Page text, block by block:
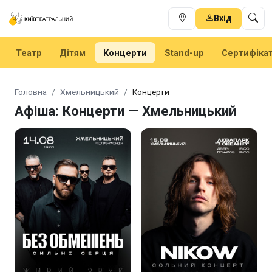
Вхід
Театр Дітям Концерти Stand-up
Головна Хмельницький Концерти
Афіша: Концерти — Хмельницький